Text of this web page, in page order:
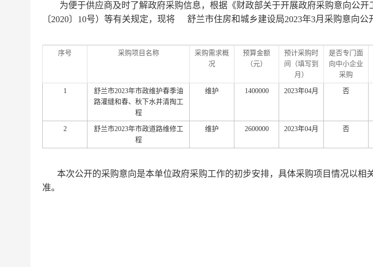
为便于供应商及时了解政府采购信息，根据《财政部关于开展政府采购意向公开
〔2020〕10号）等有关规定，现将 舒兰市住房和城乡建设局2023年3月采购意向公
序号 采购项目名称
采购需求概
况
预算金额
（元）
预计采购时
间（填写到
月）
是否专门面
向中小企业
采购
1
舒兰市2023年市政维护春季油
路灌缝和春、秋下水井清掏工
程
维护 1400000 2023年04月 否
2
舒兰市2023年市政道路维修工
程
维护 2600000 2023年04月 否
本次公开的采购意向是本单位政府采购工作的初步安排，具体采购项目情况以相
准。